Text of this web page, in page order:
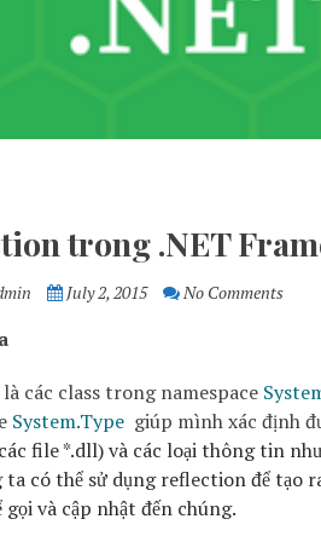
trong .NET
July 2, 2015 No Comments
các class trong namespace
System.Type giúp mình xác định
file *.dll) và các loại thông tin
có thể sử dụng reflection để tạo
gọi và cập nhật đến chúng.